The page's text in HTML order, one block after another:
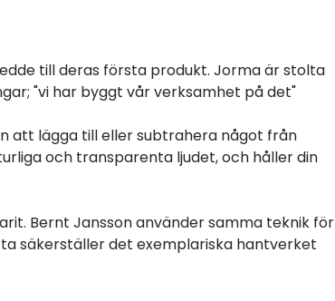
till deras första produkt. Jorma är stolta
"vi har byggt vår verksamhet på det"
att lägga till eller subtrahera något från
och transparenta ljudet, och håller din
Bernt Jansson använder samma teknik för
säkerställer det exemplariska hantverket